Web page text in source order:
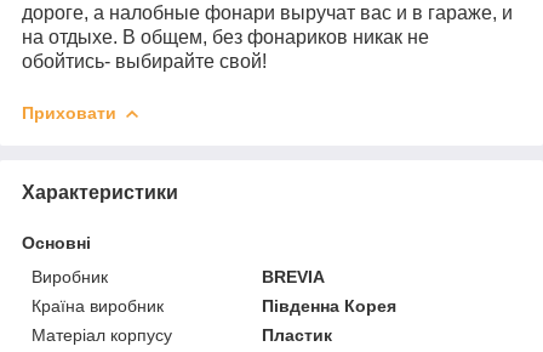
дороге, а налобные фонари выручат вас и в гараже, и
на отдыхе. В общем, без фонариков никак не
обойтись- выбирайте свой!
Приховати
Характеристики
Основні
Виробник
BREVIA
Країна виробник
Південна Корея
Матеріал корпусу
Пластик